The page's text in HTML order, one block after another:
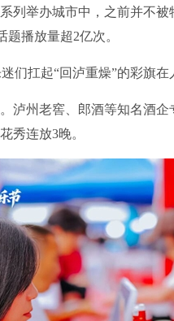
举办城市中，之前并不被
播放量超2亿次。
扛起“回泸重燥”的彩旗在
州老窖、郎酒等知名酒企
秀连放3晚。